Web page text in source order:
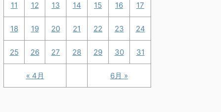
« 4月 6月 »
11 12 13 14 15 16 17
18 19 20 21 22 23 24
25 26 27 28 29 30 31